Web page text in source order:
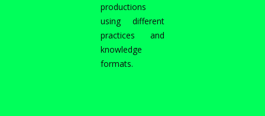
productions
using different
practices and
knowledge
formats.